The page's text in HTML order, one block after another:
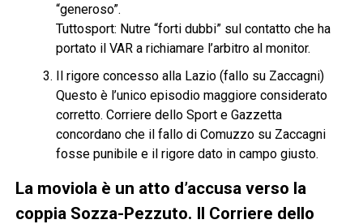
“generoso”.
Tuttosport: Nutre “forti dubbi” sul contatto che ha
portato il VAR a richiamare l’arbitro al monitor.
Il rigore concesso alla Lazio (fallo su Zaccagni)
Questo è l’unico episodio maggiore considerato
corretto. Corriere dello Sport e Gazzetta
concordano che il fallo di Comuzzo su Zaccagni
fosse punibile e il rigore dato in campo giusto.
La moviola è un atto d’accusa verso la
coppia Sozza-Pezzuto. Il Corriere dello